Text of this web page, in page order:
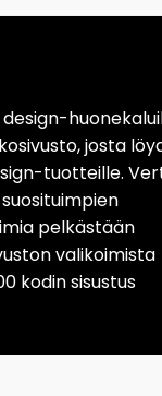
josta
tuotteille.
pelkästään
valikoimista
kodin sisustus